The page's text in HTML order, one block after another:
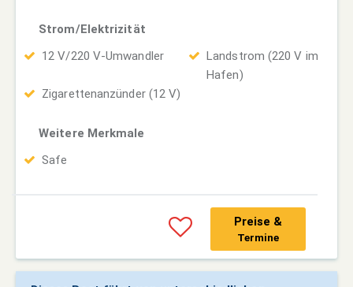
Strom/Elektrizität
12 V/220 V-Umwandler
Landstrom (220 V im
Hafen)
Zigarettenanzünder (12 V)
Weitere Merkmale
Safe
Preise &
Termine